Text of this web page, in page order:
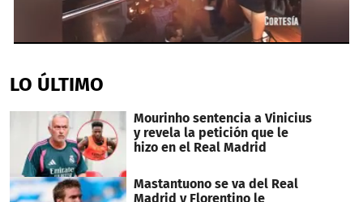
of
45
LO ÚLTIMO
Mourinho sentencia a Vinicius
y revela la petición que le
hizo en el Real Madrid
Mastantuono se va del Real
Madrid y Florentino le